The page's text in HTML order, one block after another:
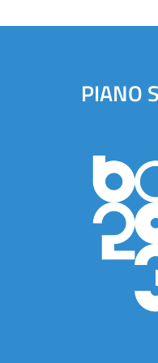
PIANO